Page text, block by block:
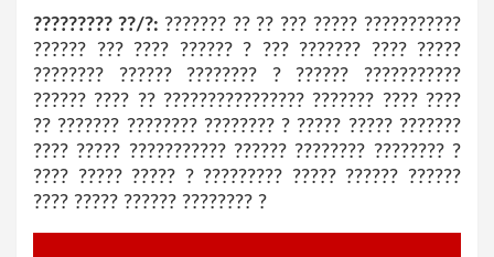
????????? ??/?: ??????? ?? ?? ??? ????? ???????????
?????? ??? ???? ?????? ? ??? ??????? ???? ?????
???????? ?????? ???????? ? ?????? ???????????
?????? ???? ?? ???????????????? ??????? ???? ????
?? ??????? ???????? ???????? ? ????? ????? ???????
???? ????? ??????????? ?????? ???????? ???????? ?
???? ????? ????? ? ????????? ????? ?????? ??????
???? ????? ?????? ???????? ?